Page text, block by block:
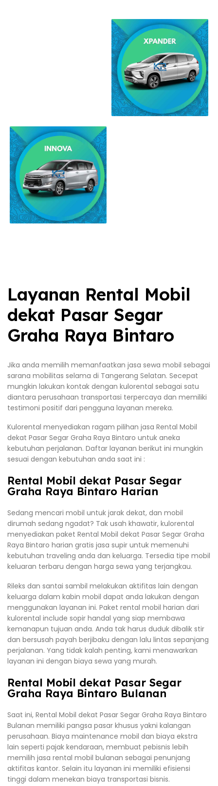
Layanan Rental Mobil
dekat Pasar Segar
Graha Raya Bintaro
Jika anda memilih memanfaatkan jasa sewa mobil sebagai
sarana mobilitas selama di Tangerang Selatan. Secepat
mungkin lakukan kontak dengan kulorental sebagai satu
diantara perusahaan transportasi terpercaya dan memiliki
testimoni positif dari pengguna layanan mereka.
Kulorental menyediakan ragam pilihan jasa Rental Mobil
dekat Pasar Segar Graha Raya Bintaro untuk aneka
kebutuhan perjalanan. Daftar layanan berikut ini mungkin
sesuai dengan kebutuhan anda saat ini :
Rental Mobil dekat Pasar Segar
Graha Raya Bintaro Harian
Sedang mencari mobil untuk jarak dekat, dan mobil
dirumah sedang ngadat? Tak usah khawatir, kulorental
menyediakan paket Rental Mobil dekat Pasar Segar Graha
Raya Bintaro harian gratis jasa supir untuk memenuhi
kebutuhan traveling anda dan keluarga. Tersedia tipe mobil
keluaran terbaru dengan harga sewa yang terjangkau.
Rileks dan santai sambil melakukan aktifitas lain dengan
keluarga dalam kabin mobil dapat anda lakukan dengan
menggunakan layanan ini. Paket rental mobil harian dari
kulorental include sopir handal yang siap membawa
kemanapun tujuan anda. Anda tak harus duduk dibalik stir
dan bersusah payah berjibaku dengan lalu lintas sepanjang
perjalanan. Yang tidak kalah penting, kami menawarkan
layanan ini dengan biaya sewa yang murah.
Rental Mobil dekat Pasar Segar
Graha Raya Bintaro Bulanan
Saat ini, Rental Mobil dekat Pasar Segar Graha Raya Bintaro
Bulanan memiliki pangsa pasar khusus yakni kalangan
perusahaan. Biaya maintenance mobil dan biaya ekstra
lain seperti pajak kendaraan, membuat pebisnis lebih
memilih jasa rental mobil bulanan sebagai penunjang
aktifitas kantor. Selain itu layanan ini memiliki efisiensi
tinggi dalam menekan biaya transportasi bisnis.